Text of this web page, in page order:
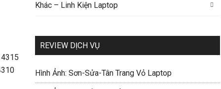
Khác – Linh Kiện Laptop
REVIEW DỊCH VỤ
Hình Ảnh: Sơn-Sửa-Tân Trang Vỏ Laptop